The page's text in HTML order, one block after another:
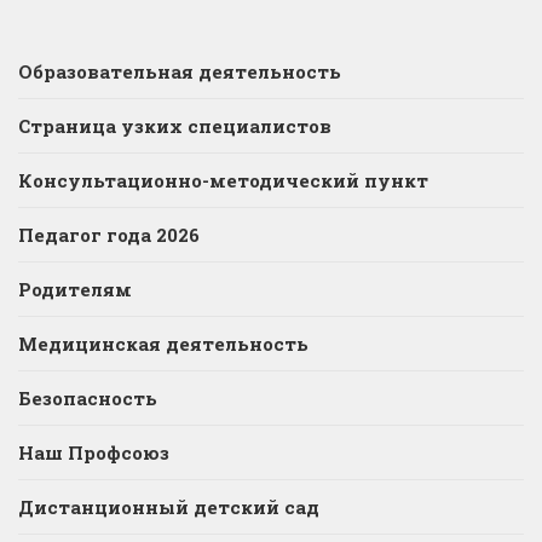
Образовательная деятельность
Страница узких специалистов
Консультационно-методический пункт
Педагог года 2026
Родителям
Медицинская деятельность
Безопасность
Наш Профсоюз
Дистанционный детский сад